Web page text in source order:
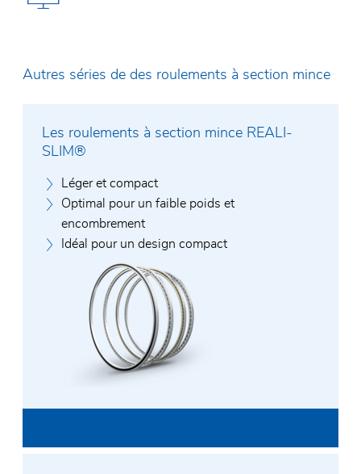
Autres séries de des roulements à section mince
Les roulements à section mince REALI-
SLIM®
Léger et compact
Optimal pour un faible poids et
encombrement
Idéal pour un design compact